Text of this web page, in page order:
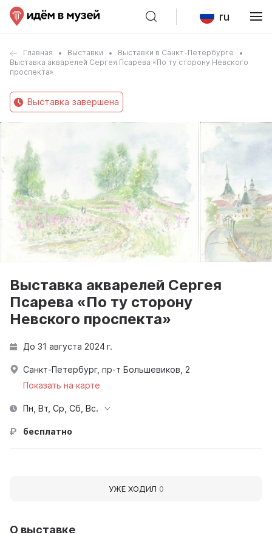
ru
Главная Выставки
Выставки в Санкт-Петербурге
Выставка акварелей Сергея Псарева «По ту сторону Невского
проспекта»
Выставка завершена
О выставке
Выставка акварелей Сергея
Псарева «По ту сторону
Невского проспекта»
До 31 августа 2024 г.
Санкт-Петербург, пр-т Большевиков, 2
Показать на карте
Пн, Вт, Ср, Сб, Вс.
бесплатно
УЖЕ ХОДИЛ 0